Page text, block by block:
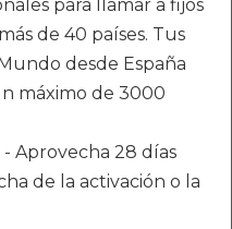
para llamar a fijos
de 40 países. Tus
desde España
máximo de 3000
- Aprovecha 28 días
de la activación o la